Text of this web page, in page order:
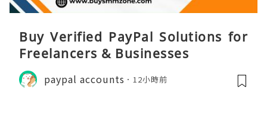
Buy Verified PayPal Solutions for
Freelancers & Businesses
paypal accounts 12小時前